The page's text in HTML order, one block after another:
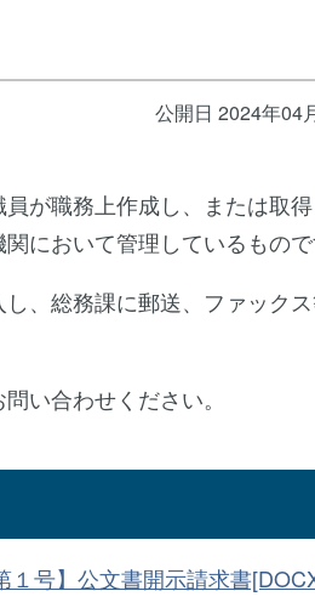
公開日 2024年04
が職務上作成し、または取
において管理しているもので
、総務課に郵送、ファック
い合わせください。
１号】公文書開示請求書